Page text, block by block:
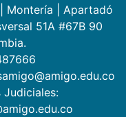
Montería
Apartadó
51A #67B 90